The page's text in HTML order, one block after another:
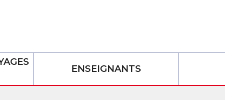
ENSEIGNANTS